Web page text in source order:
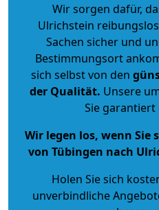
Wir sorgen dafür,
Ulrichstein
Sachen sicher und
Bestimmungsort
sich selbst von den
der Qualität. Unsere
Sie garantiert
Wir legen los, wenn Sie
von Tübingen nach
Holen Sie sich
unverbindliche